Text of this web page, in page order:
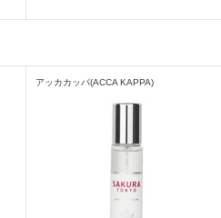
アッカカッパ(ACCA KAPPA)